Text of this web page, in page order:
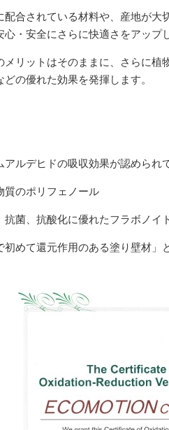
配合されている材料や、産地が大
心・安全にさらに快適さをアップ
メリットはそのままに、さらに植
どの優れた効果を発揮します。
アルデヒドの吸収効果が認められ
質のポリフェノール
抗菌、抗酸化に優れたフラボノイ
初めて還元作用のある塗り壁材」